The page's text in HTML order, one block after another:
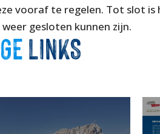
vooraf te regelen. Tot slot
gesloten kunnen zijn.
LINKS